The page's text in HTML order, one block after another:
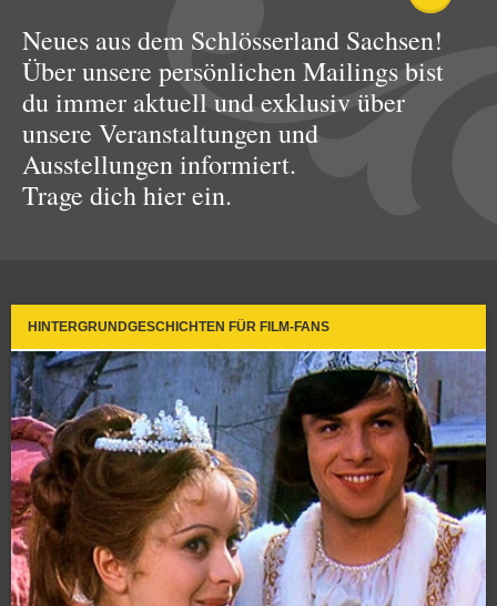
Neues aus dem Schlösserland Sachsen!
Über unsere persönlichen Mailings bist
du immer aktuell und exklusiv über
unsere Veranstaltungen und
Ausstellungen informiert.
Trage dich hier ein.
HINTERGRUNDGESCHICHTEN FÜR FILM-FANS